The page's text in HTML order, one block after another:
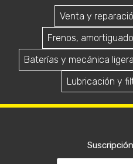
Venta y
Frenos,
Baterías y mecánica ligera
Lubricación y